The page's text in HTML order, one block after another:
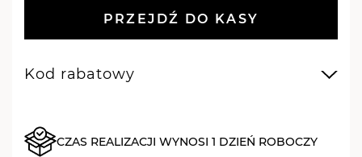
PRZEJDŹ DO KASY
Kod rabatowy
CZAS REALIZACJI WYNOSI 1 DZIEŃ ROBOCZY